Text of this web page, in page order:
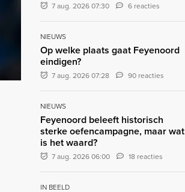
7 aug. 2026 07:30 6 reacties
NIEUWS
Op welke plaats gaat Feyenoord
eindigen?
7 aug. 2026 07:28 90 reacties
NIEUWS
Feyenoord beleeft historisch
sterke oefencampagne, maar wat
is het waard?
7 aug. 2026 06:00 18 reacties
IN BEELD